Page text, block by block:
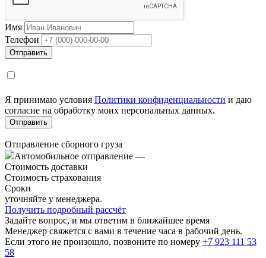
Имя
Телефон
Я принимаю условия Политики конфиденциальности и даю
согласие на обработку моих персональных данных.
Отправление сборного груза
Автомобильное отправление —
Стоимость доставки
Стоимость страхования
Сроки
уточняйте у менеджера.
Получить подробный рассчёт
Задайте вопрос, и мы ответим в ближайшее время
Менеджер свяжется с вами в течение часа в рабочий день.
Если этого не произошло, позвоните по номеру +7 923 111 53
58